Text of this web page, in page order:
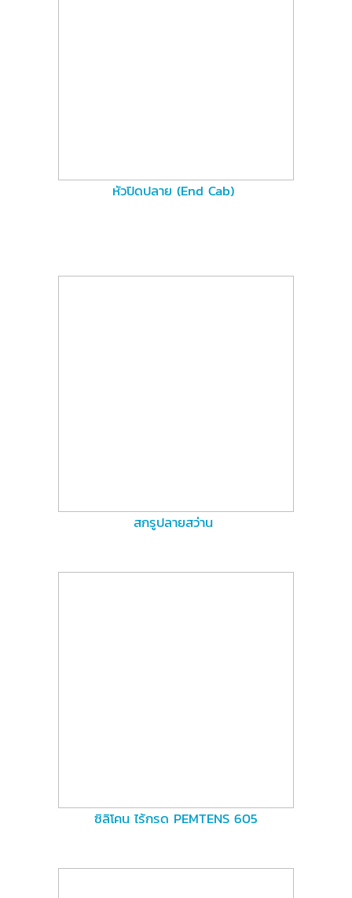
หัวปิดปลาย (End Cab)
สกรูปลายสว่าน
ซิลิโคน ไร้กรด PEMTENS 605